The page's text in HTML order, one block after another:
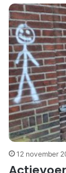
12 november